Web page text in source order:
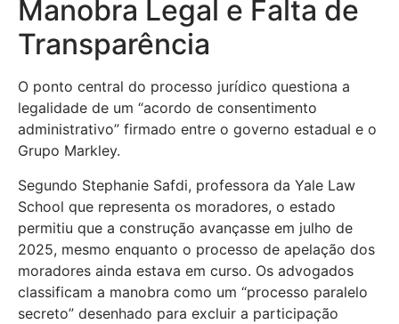
Manobra Legal e Falta de
Transparência
O ponto central do processo jurídico questiona a
legalidade de um “acordo de consentimento
administrativo” firmado entre o governo estadual e o
Grupo Markley.
Segundo Stephanie Safdi, professora da Yale Law
School que representa os moradores, o estado
permitiu que a construção avançasse em julho de
2025, mesmo enquanto o processo de apelação dos
moradores ainda estava em curso. Os advogados
classificam a manobra como um “processo paralelo
secreto” desenhado para excluir a participação